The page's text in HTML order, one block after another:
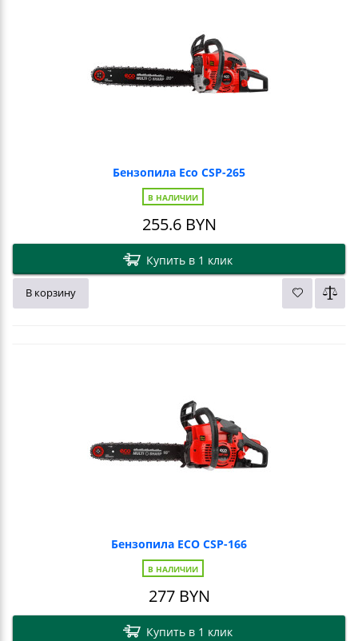
Бензопила Eco CSP-265
В НАЛИЧИИ
255.6BYN
Купить в 1 клик
В корзину
Бензопила ECO CSP-166
В НАЛИЧИИ
277BYN
Купить в 1 клик